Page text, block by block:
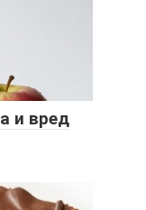
и вред